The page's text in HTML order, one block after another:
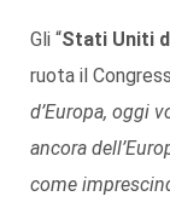
Gli “Stati Uniti
ruota il
d’Europa, oggi
ancora
come